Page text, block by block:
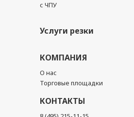
с ЧПУ
Услуги резки
КОМПАНИЯ
О нас
Торговые площадки
КОНТАКТЫ